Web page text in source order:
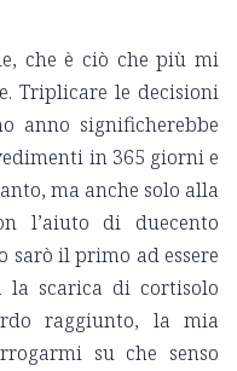
che è ciò che più mi
Triplicare le decisioni
anno significherebbe
in 365 giorni e
ma anche solo alla
l’aiuto di duecento
il primo ad essere
la scarica di cortisolo
raggiunto, la mia
su che senso